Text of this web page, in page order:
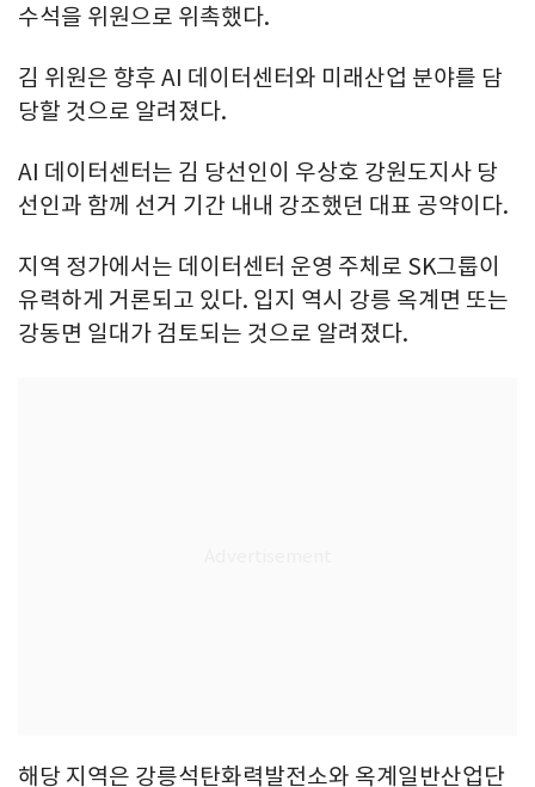
수석을 위원으로 위촉했다.
김 위원은 향후 AI 데이터센터와 미래산업 분야를 담
당할 것으로 알려졌다.
AI 데이터센터는 김 당선인이 우상호 강원도지사 당
선인과 함께 선거 기간 내내 강조했던 대표 공약이다.
지역 정가에서는 데이터센터 운영 주체로 SK그룹이
유력하게 거론되고 있다. 입지 역시 강릉 옥계면 또는
강동면 일대가 검토되는 것으로 알려졌다.
해당 지역은 강릉석탄화력발전소와 옥계일반산업단